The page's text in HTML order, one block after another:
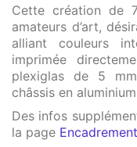
Cette création de
amateurs d’art,
alliant couleurs
imprimée
plexiglas de 5
châssis en
Des infos
la page